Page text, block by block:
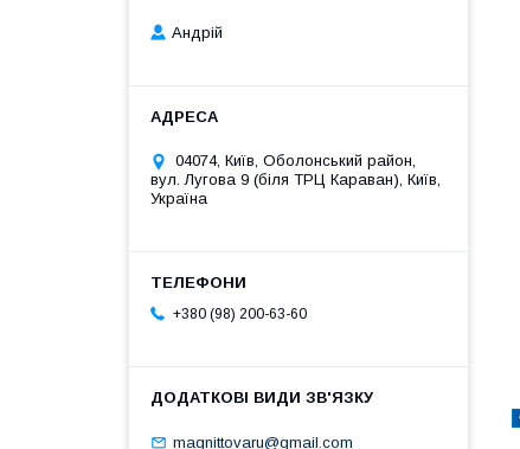
Андрій
04074, Київ, Оболонський район,
вул. Лугова 9 (біля ТРЦ Караван), Київ,
Україна
+380 (98) 200-63-60
magnittovaru@gmail.com